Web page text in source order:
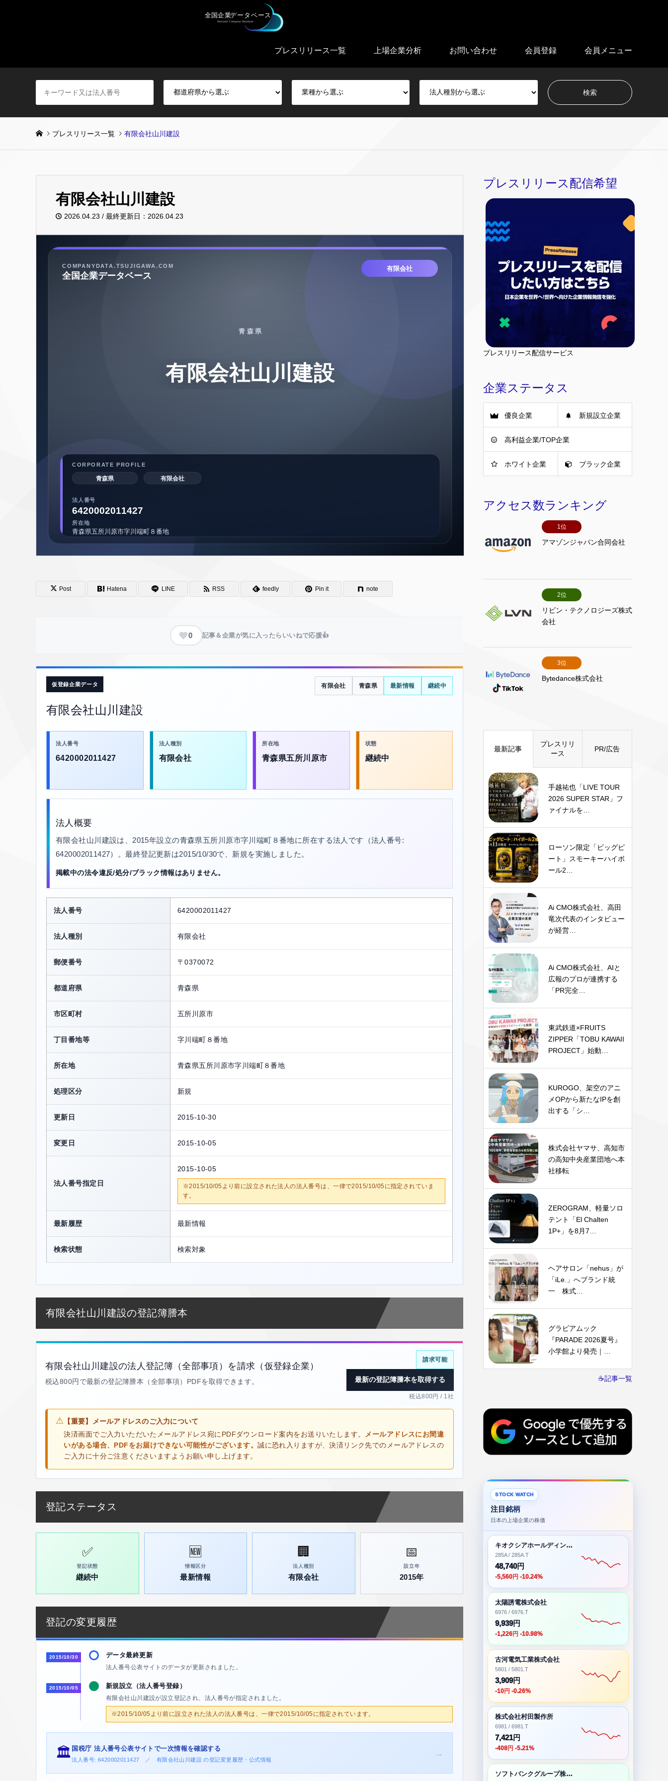
プレスリリース一覧 上場企業分析 お問い合わせ 会員登録 会員メニュー
プレスリリース一覧 有限会社山川建設
有限会社山川建設
2026.04.23 / 最終更新日：2026.04.23
Post Hatena LINE RSS feedly Pin it note
0 記事＆企業が気に入ったらいいねで応援👍
仮登録企業データ
有限会社山川建設
有限会社 青森県 最新情報 継続中
法人番号
6420002011427
法人種別
有限会社
所在地
青森県五所川原市
状態
継続中
法人概要
有限会社山川建設は、2015年設立の青森県五所川原市字川端町８番地に所在する法人です（法人番号:
6420002011427）。最終登記更新は2015/10/30で、新規を実施しました。
掲載中の法令違反/処分/ブラック情報はありません。
法人番号 6420002011427
法人種別 有限会社
郵便番号 〒0370072
都道府県 青森県
市区町村 五所川原市
丁目番地等 字川端町８番地
所在地 青森県五所川原市字川端町８番地
処理区分 新規
更新日 2015-10-30
変更日 2015-10-05
法人番号指定日
2015-10-05
※2015/10/05より前に設立された法人の法人番号は、一律で2015/10/05に指定されていま
す。
最新履歴 最新情報
検索状態 検索対象
有限会社山川建設の登記簿謄本
有限会社山川建設の法人登記簿（全部事項）を請求（仮登録企業）
税込800円で最新の登記簿謄本（全部事項）PDFを取得できます。
請求可能
最新の登記簿謄本を取得する
税込800円 / 1社
⚠ 【重要】メールアドレスのご入力について
決済画面でご入力いただいたメールアドレス宛にPDFダウンロード案内をお送りいたします。 メールアドレスにお間違
いがある場合、PDFをお届けできない可能性がございます。誠に恐れ入りますが、決済リンク先でのメールアドレスの
ご入力に十分ご注意くださいますようお願い申し上げます。
登記ステータス
✅
登記状態
継続中
🆕
情報区分
最新情報
🏢
法人種別
有限会社
📅
設立年
2015年
登記の変更履歴
2015/10/30 データ最終更新
法人番号公表サイトのデータが更新されました。
2015/10/05 新規設立（法人番号登録）
有限会社山川建設が設立登記され、法人番号が指定されました。
※2015/10/05より前に設立された法人の法人番号は、一律で2015/10/05に指定されています。
🏛️ 国税庁 法人番号公表サイトで一次情報を確認する
法人番号: 6420002011427 ／ 有限会社山川建設 の登記変更履歴・公式情報
→
プレスリリース配信希望
プレスリリース配信サービス
企業ステータス
優良企業 新規設立企業
高利益企業/TOP企業
ホワイト企業 ブラック企業
アクセス数ランキング
1位
アマゾンジャパン合同会社
2位
リビン・テクノロジーズ株式
会社
3位
Bytedance株式会社
最新記事
プレスリリ
ース
PR/広告
手越祐也「LIVE TOUR
2026 SUPER STAR」フ
ァイナルを…
ローソン限定「ビッグピ
ート」スモーキーハイボ
ール2…
Ai CMO株式会社、高田
竜次代表のインタビュー
が経営…
Ai CMO株式会社、AIと
広報のプロが連携する
「PR完全…
東武鉄道×FRUITS
ZIPPER「TOBU KAWAII
PROJECT」始動…
KUROGO、架空のアニ
メOPから新たなIPを創
出する「シ…
株式会社ヤマサ、高知市
の高知中央産業団地へ本
社移転
ZEROGRAM、軽量ソロ
テント「El Chalten
1P+」を8月7…
ヘアサロン「nehus」が
「iLe.」へブランド統
一 株式…
グラビアムック
『PARADE 2026夏号』
小学館より発売｜…
☕記事一覧
STOCK WATCH
注目銘柄
日本の上場企業の株価
キオクシアホールディングス株式会社
285A / 285A.T
48,740円
-5,560円 -10.24%
太陽誘電株式会社
6976 / 6976.T
9,939円
-1,226円 -10.98%
古河電気工業株式会社
5801 / 5801.T
3,909円
-10円 -0.26%
株式会社村田製作所
6981 / 6981.T
7,421円
-408円 -5.21%
ソフトバンクグループ株式会社